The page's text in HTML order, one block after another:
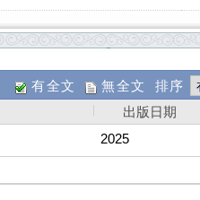
有全文 無全文 排序
出版日期
2025